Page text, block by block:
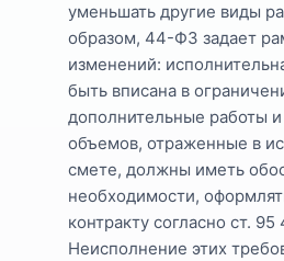
уменьшать другие виды
образом, 44-ФЗ задает
изменений:
быть вписана в
дополнительные работы
объемов, отраженные в
смете, должны иметь
необходимости,
контракту согласно ст.
Неисполнение этих